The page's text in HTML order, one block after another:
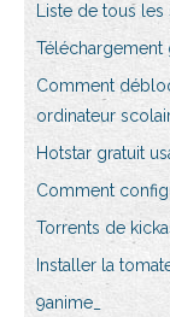
Liste de tous
Comment
ordinateur
Hotstar gratuit
Comment
Torrents de
Installer la
9anime_